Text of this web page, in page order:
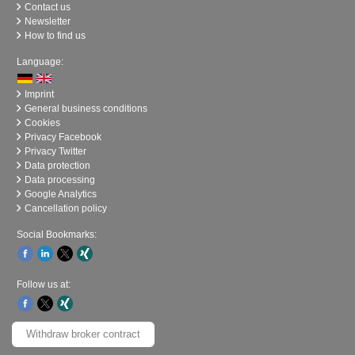
Contact us
Newsletter
How to find us
Language:
Imprint
General business conditions
Cookies
Privacy Facebook
Privacy Twitter
Data protection
Data processing
Google Analytics
Cancellation policy
Social Bookmarks:
Follow us at:
Withdraw broker contract